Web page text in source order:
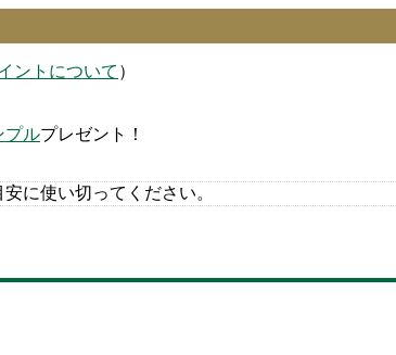
ントについて ）
プルプレゼント！
に使い切ってください。